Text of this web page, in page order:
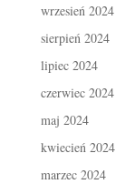
wrzesień 2024
sierpień 2024
lipiec 2024
czerwiec 2024
maj 2024
kwiecień 2024
marzec 2024